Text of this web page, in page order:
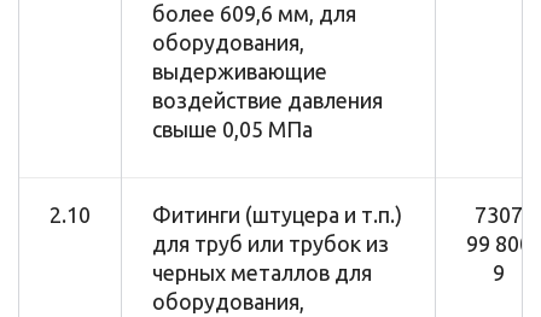
более 609,6 мм, для
оборудования,
выдерживающие
воздействие давления
свыше 0,05 МПа
2.10
Фитинги (штуцера и т.п.)
для труб или трубок из
черных металлов для
оборудования,
7307
99 800
9